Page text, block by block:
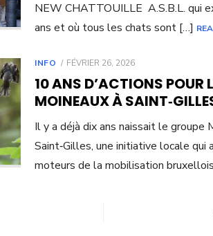
NEW CHATTOUILLE A.S.B.L. qui
ans et où tous les chats sont […]
INFO
POSTED
FÉVRIER 26, 2026
10 ANS D’ACTIONS POUR
MOINEAUX À
Il y a déjà dix ans naissait le groupe
Saint‑Gilles, une initiative locale qui
moteurs de la mobilisation